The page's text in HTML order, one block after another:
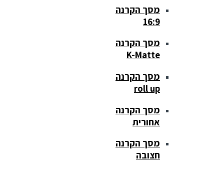
מסך הקרנה
16:9
מסך הקרנה
K-Matte
מסך הקרנה
roll up
מסך הקרנה
אחורית
מסך הקרנה
חצובה